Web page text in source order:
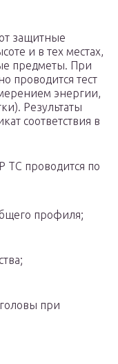
защитные
и в тех местах,
предметы. При
проводится тест
энергии,
Результаты
соответствия в
ТС проводится по
профиля;
при